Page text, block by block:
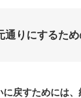
通りにするた
に戻すためには